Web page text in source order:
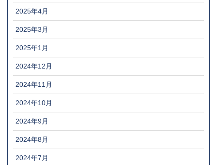
2025年4月
2025年3月
2025年1月
2024年12月
2024年11月
2024年10月
2024年9月
2024年8月
2024年7月